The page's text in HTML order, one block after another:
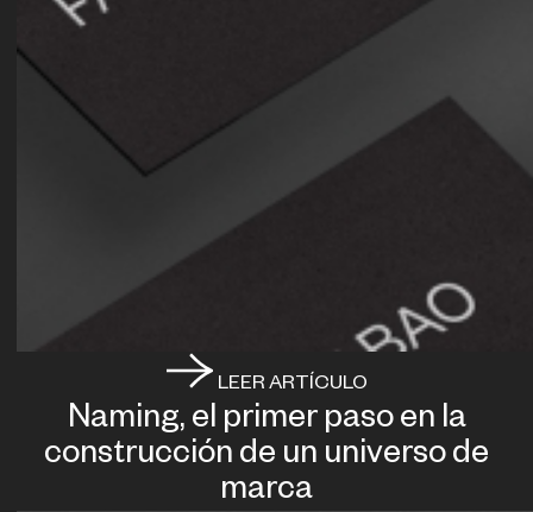
LEER ARTÍCULO
Naming, el primer paso en la
construcción de un universo de
marca